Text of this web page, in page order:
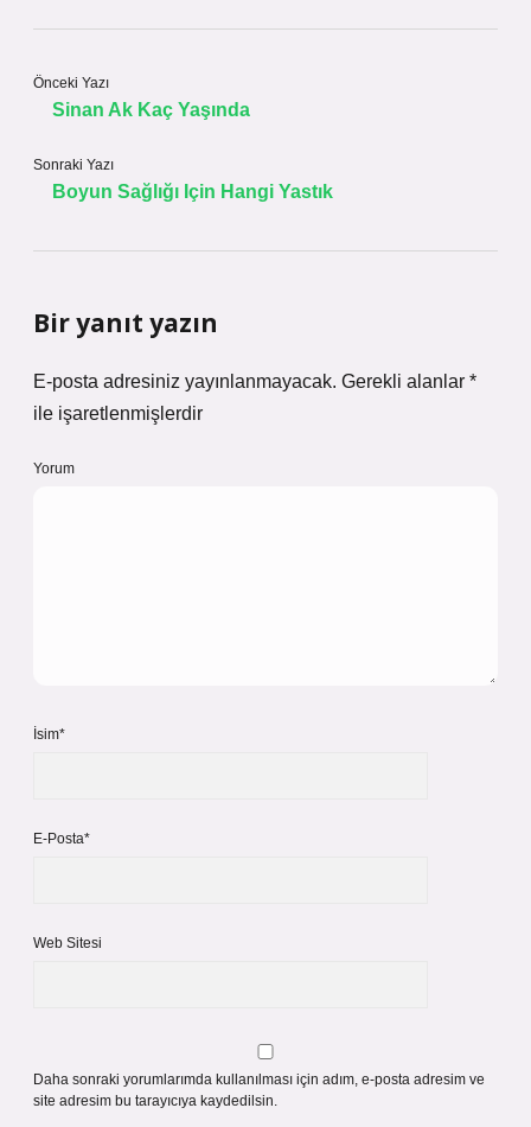
Önceki Yazı
Sinan Ak Kaç Yaşında
Sonraki Yazı
Boyun Sağlığı Için Hangi Yastık
Bir yanıt yazın
E-posta adresiniz yayınlanmayacak. Gerekli alanlar *
ile işaretlenmişlerdir
Yorum
İsim*
E-Posta*
Web Sitesi
Daha sonraki yorumlarımda kullanılması için adım, e-posta adresim ve
site adresim bu tarayıcıya kaydedilsin.